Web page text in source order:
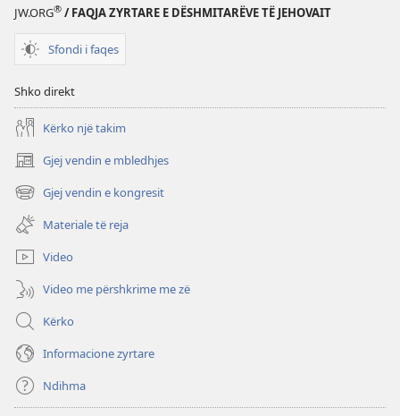
JW.ORG® / FAQJA ZYRTARE E DËSHMITARËVE TË JEHOVAIT
Sfondi i faqes
Shko direkt
Kërko një takim
Gjej vendin e mbledhjes
(hap
dritare
të
re)
Gjej vendin e kongresit
(hap
dritare
të
re)
Materiale të reja
Video
Video me përshkrime me zë
Kërko
Informacione zyrtare
Ndihma